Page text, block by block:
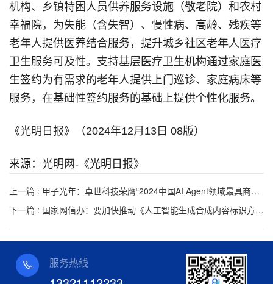
机构、乡镇特困人员供养服务设施（敬老院）和农村
幸福院，为失能（含失智）、慢性病、高龄、残疾等
老年人提供医养结合服务，提升城乡社区老年人医疗
卫生服务可及性。支持基层医疗卫生机构通过家庭医
生签约为有需求的老年人提供上门巡诊、家庭病床等
服务，在基础性签约服务的基础上提供个性化服务。
《光明日报》（2024年12月13日 08版）
来源：光明网-《光明日报》
上一篇 : 甲子光年：卓世科技荣膺“2024中国AI Agent领域最具商业潜力榜”
下一篇 : 国家网信办：要加快推动《人工智能生成合成内容标识方法》等标准的研制发布
服务热线